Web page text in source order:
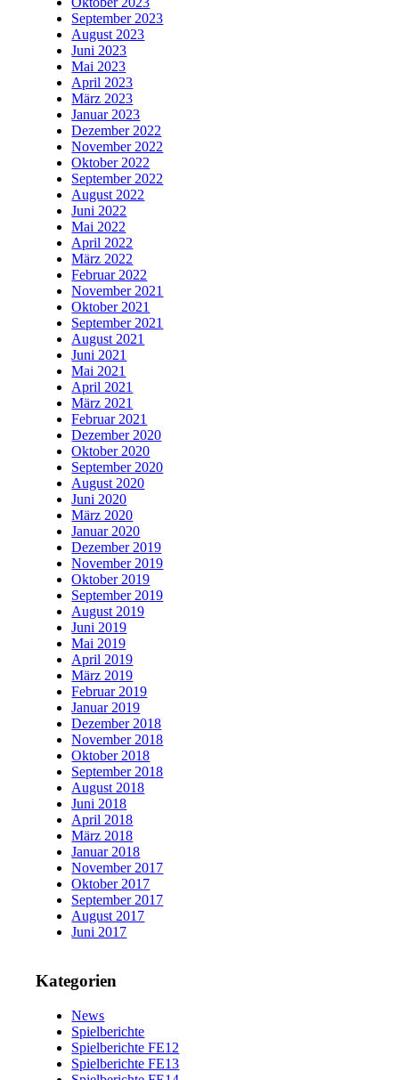
September 2023
August 2023
Juni 2023
Mai 2023
April 2023
März 2023
Januar 2023
Dezember 2022
November 2022
Oktober 2022
September 2022
August 2022
Juni 2022
Mai 2022
April 2022
März 2022
Februar 2022
November 2021
Oktober 2021
September 2021
August 2021
Juni 2021
Mai 2021
April 2021
März 2021
Februar 2021
Dezember 2020
Oktober 2020
September 2020
August 2020
Juni 2020
März 2020
Januar 2020
Dezember 2019
November 2019
Oktober 2019
September 2019
August 2019
Juni 2019
Mai 2019
April 2019
März 2019
Februar 2019
Januar 2019
Dezember 2018
November 2018
Oktober 2018
September 2018
August 2018
Juni 2018
April 2018
März 2018
Januar 2018
November 2017
Oktober 2017
September 2017
August 2017
Juni 2017
Kategorien
News
Spielberichte
Spielberichte FE12
Spielberichte FE13